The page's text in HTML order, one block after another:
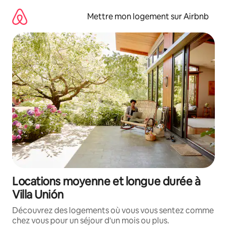
directement
contenu
Mettre mon logement sur Airbnb
Locations moyenne et longue durée à
Villa Unión
Découvrez des logements où vous vous sentez comme
chez vous pour un séjour d'un mois ou plus.